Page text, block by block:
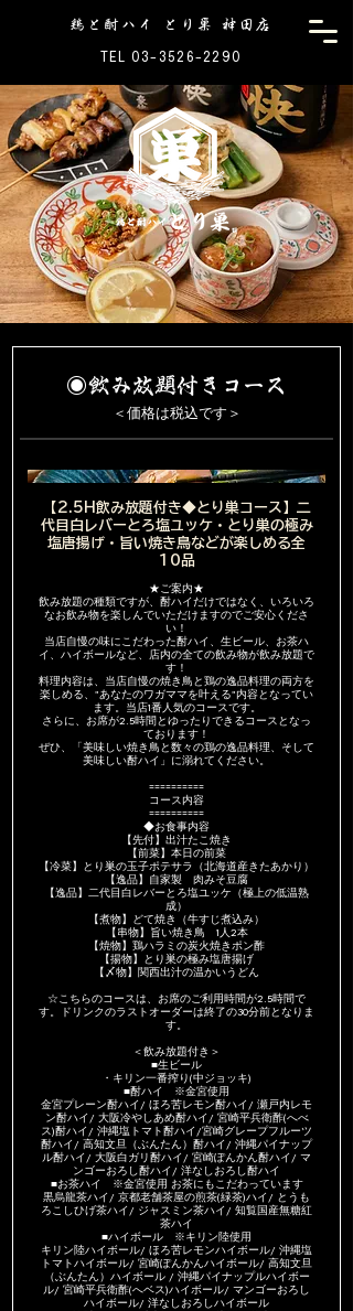
鶏と酎ハイ とり巣 神田店
TEL 03-3526-2290
◉飲み放題付きコース
＜価格は税込です＞
【2.5H飲み放題付き◆とり巣コース】二
代目白レバーとろ塩ユッケ・とり巣の極み
塩唐揚げ・旨い焼き鳥などが楽しめる全
10品
★ご案内★
飲み放題の種類ですが、酎ハイだけではなく、いろいろ
なお飲み物を楽しんでいただけますのでご安心くださ
い！
当店自慢の味にこだわった酎ハイ、生ビール、お茶ハ
イ、ハイボールなど、店内の全ての飲み物が飲み放題で
す！
料理内容は、当店自慢の焼き鳥と鶏の逸品料理の両方を
楽しめる、"あなたのワガママを叶える"内容となってい
ます。当店1番人気のコースです。
さらに、お席が2.5時間とゆったりできるコースとなっ
ております！
ぜひ、「美味しい焼き鳥と数々の鶏の逸品料理、そして
美味しい酎ハイ」に溺れてください。
==========
コース内容
==========
◆お食事内容
【先付】出汁たこ焼き
【前菜】本日の前菜
【冷菜】とり巣の玉子ポテサラ（北海道産きたあかり）
【逸品】自家製 肉みそ豆腐
【逸品】二代目白レバーとろ塩ユッケ（極上の低温熟
成）
【煮物】どて焼き（牛すじ煮込み）
【串物】旨い焼き鳥 1人2本
【焼物】鶏ハラミの炭火焼きポン酢
【揚物】とり巣の極み塩唐揚げ
【〆物】関西出汁の温かいうどん
☆こちらのコースは、お席のご利用時間が2.5時間で
す。ドリンクのラストオーダーは終了の30分前となりま
す。
＜飲み放題付き＞
■生ビール
・キリン一番搾り(中ジョッキ)
■酎ハイ ※金宮使用
金宮プレーン酎ハイ/ ほろ苦レモン酎ハイ/ 瀬戸内レモ
ン酎ハイ/ 大阪冷やしあめ酎ハイ/ 宮崎平兵衛酢(へべ
ス)酎ハイ/ 沖縄塩トマト酎ハイ/宮崎グレープフルーツ
酎ハイ/ 高知文旦（ぶんたん）酎ハイ/ 沖縄パイナップ
ル酎ハイ/ 大阪白ガリ酎ハイ/ 宮崎ぽんかん酎ハイ/ マ
ンゴーおろし酎ハイ/ 洋なしおろし酎ハイ
■お茶ハイ ※金宮使用 お茶にもこだわっています
黒烏龍茶ハイ/ 京都老舗茶屋の煎茶(緑茶)ハイ/ とうも
ろこしひげ茶ハイ/ ジャスミン茶ハイ/ 知覧国産無糖紅
茶ハイ
■ハイボール ※キリン陸使用
キリン陸ハイボール/ ほろ苦レモンハイボール/ 沖縄塩
トマトハイボール/ 宮崎ぽんかんハイボール/ 高知文旦
（ぶんたん）ハイボール / 沖縄パイナップルハイボー
ル/ 宮崎平兵衛酢(へベス)ハイボール/ マンゴーおろし
ハイボール/ 洋なしおろしハイボール